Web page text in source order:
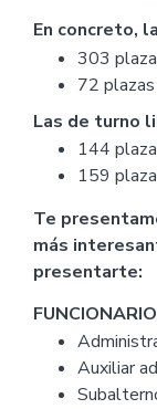
En concreto,
303
72
Las de turno
144
159
Te
más
presentarte:
Auxiliar